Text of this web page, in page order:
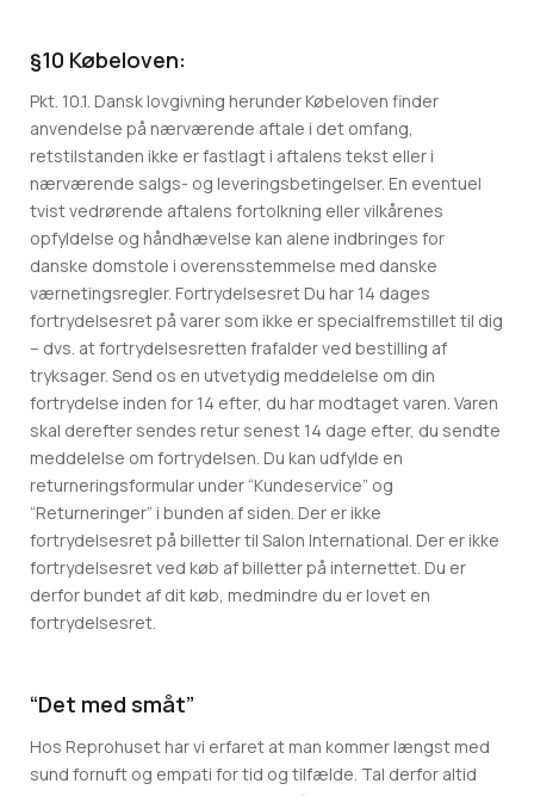
§10 Købeloven:
Pkt. 10.1. Dansk lovgivning herunder Købeloven finder
anvendelse på nærværende aftale i det omfang,
retstilstanden ikke er fastlagt i aftalens tekst eller i
nærværende salgs- og leveringsbetingelser. En eventuel
tvist vedrørende aftalens fortolkning eller vilkårenes
opfyldelse og håndhævelse kan alene indbringes for
danske domstole i overensstemmelse med danske
værnetingsregler. Fortrydelsesret Du har 14 dages
fortrydelsesret på varer som ikke er specialfremstillet til dig
– dvs. at fortrydelsesretten frafalder ved bestilling af
tryksager. Send os en utvetydig meddelelse om din
fortrydelse inden for 14 efter, du har modtaget varen. Varen
skal derefter sendes retur senest 14 dage efter, du sendte
meddelelse om fortrydelsen. Du kan udfylde en
returneringsformular under “Kundeservice” og
“Returneringer” i bunden af siden. Der er ikke
fortrydelsesret på billetter til Salon International. Der er ikke
fortrydelsesret ved køb af billetter på internettet. Du er
derfor bundet af dit køb, medmindre du er lovet en
fortrydelsesret.
“Det med småt”
Hos Reprohuset har vi erfaret at man kommer længst med
sund fornuft og empati for tid og tilfælde. Tal derfor altid